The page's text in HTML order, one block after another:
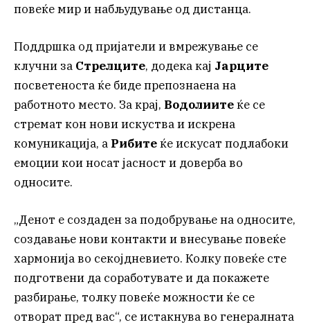
повеќе мир и набљудување од дистанца.
Поддршка од пријатели и вмрежување се
клучни за Стрелците, додека кај Јарците
посветеноста ќе биде препознаена на
работното место. За крај, Водолиитеќе се
стремат кон нови искуства и искрена
комуникација, а Рибитеќе искусат подлабоки
емоции кои носат јасност и доверба во
односите.
„Денот е создаден за подобрување на односите,
создавање нови контакти и внесување повеќе
хармонија во секојдневието. Колку повеќе сте
подготвени да соработувате и да покажете
разбирање, толку повеќе можности ќе се
отворат пред вас“, се истакнува во генералната